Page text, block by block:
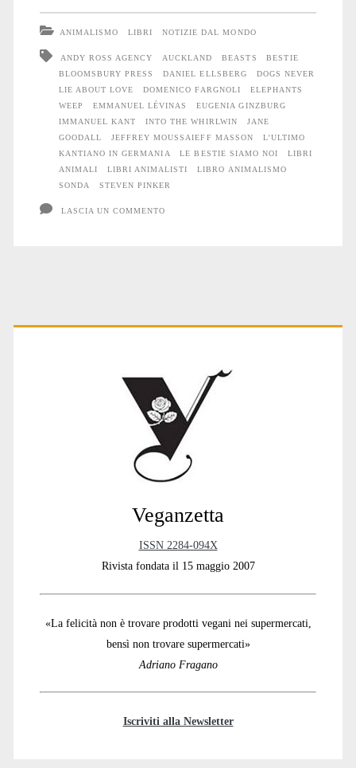
possono
insegnarci
sulle
origini
del
ANIMALISMO LIBRI NOTIZIE DAL MONDO
ANDY ROSS AGENCY AUCKLAND BEASTS
BESTIE
BLOOMSBURY PRESS
DANIEL ELLSBERG
DOGS NEVER
LIE ABOUT LOVE
DOMENICO FARGNOLI
ELEPHANTS
WEEP
EMMANUEL LÉVINAS
EUGENIA GINZBURG
IMMANUEL KANT
INTO THE WHIRLWIN
JANE
GOODALL
JEFFREY MOUSSAIEFF MASSON
L’ULTIMO
KANTIANO IN GERMANIA
LE BESTIE SIAMO NOI
LIBRI
ANIMALI
LIBRI ANIMALISTI
LIBRO ANIMALISMO
SONDA
STEVEN PINKER
LASCIA UN COMMENTO
Primary
Veganzetta
ISSN 2284-094X
Rivista fondata il 15 maggio 2007
«La felicità non è trovare prodotti vegani nei supermercati,
bensì non trovare supermercati»
Adriano Fragano
Iscriviti alla Newsletter